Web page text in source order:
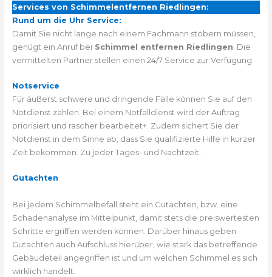
Services von Schimmelentfernen Riedlingen:
Rund um die Uhr Service:
Damit Sie nicht lange nach einem Fachmann stöbern müssen,
genügt ein Anruf bei Schimmel entfernen Riedlingen . Die
vermittelten Partner stellen einen 24/7 Service zur Verfügung.
Notservice
Für äußerst schwere und dringende Fälle können Sie auf den
Notdienst zählen. Bei einem Notfalldienst wird der Auftrag
priorisiert und rascher bearbeitet+. Zudem sichert Sie der
Notdienst in dem Sinne ab, dass Sie qualifizierte Hilfe in kurzer
Zeit bekommen. Zu jeder Tages- und Nachtzeit.
Gutachten
Bei jedem Schimmelbefall steht ein Gutachten, bzw. eine
Schadenanalyse im Mittelpunkt, damit stets die preiswertesten
Schritte ergriffen werden können. Darüber hinaus geben
Gutachten auch Aufschluss hierüber, wie stark das betreffende
Gebäudeteil angegriffen ist und um welchen Schimmel es sich
wirklich handelt.